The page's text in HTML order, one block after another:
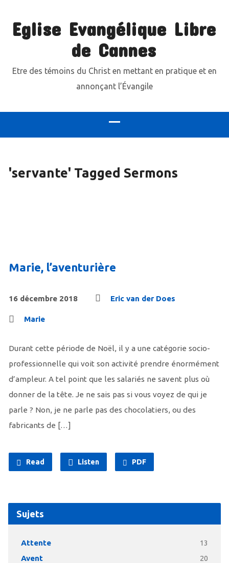
Eglise Evangélique Libre
de Cannes
Etre des témoins du Christ en mettant en pratique et en
annonçant l’Évangile
'servante' Tagged Sermons
Marie, l’aventurière
16 décembre 2018 Eric van der Does
Marie
Durant cette période de Noël, il y a une catégorie socio-
professionnelle qui voit son activité prendre énormément
d’ampleur. A tel point que les salariés ne savent plus où
donner de la tête. Je ne sais pas si vous voyez de qui je
parle ? Non, je ne parle pas des chocolatiers, ou des
fabricants de […]
Read Listen PDF
Sujets
Attente 13
Avent 20